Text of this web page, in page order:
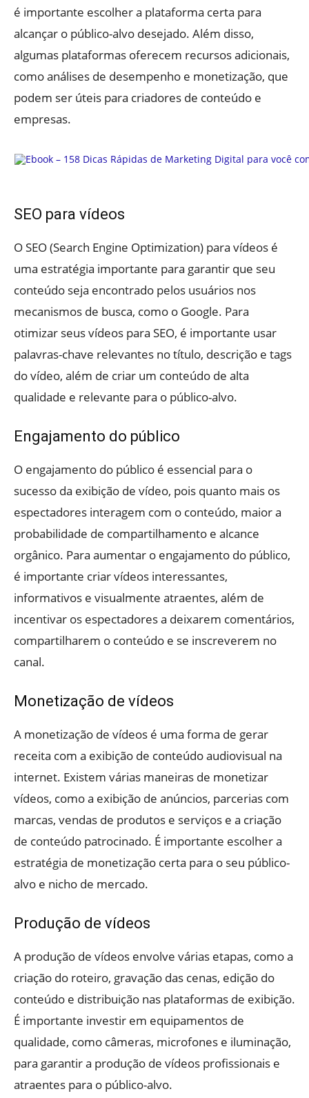
é importante escolher a plataforma certa para
alcançar o público-alvo desejado. Além disso,
algumas plataformas oferecem recursos adicionais,
como análises de desempenho e monetização, que
podem ser úteis para criadores de conteúdo e
empresas.
SEO para vídeos
O SEO (Search Engine Optimization) para vídeos é
uma estratégia importante para garantir que seu
conteúdo seja encontrado pelos usuários nos
mecanismos de busca, como o Google. Para
otimizar seus vídeos para SEO, é importante usar
palavras-chave relevantes no título, descrição e tags
do vídeo, além de criar um conteúdo de alta
qualidade e relevante para o público-alvo.
Engajamento do público
O engajamento do público é essencial para o
sucesso da exibição de vídeo, pois quanto mais os
espectadores interagem com o conteúdo, maior a
probabilidade de compartilhamento e alcance
orgânico. Para aumentar o engajamento do público,
é importante criar vídeos interessantes,
informativos e visualmente atraentes, além de
incentivar os espectadores a deixarem comentários,
compartilharem o conteúdo e se inscreverem no
canal.
Monetização de vídeos
A monetização de vídeos é uma forma de gerar
receita com a exibição de conteúdo audiovisual na
internet. Existem várias maneiras de monetizar
vídeos, como a exibição de anúncios, parcerias com
marcas, vendas de produtos e serviços e a criação
de conteúdo patrocinado. É importante escolher a
estratégia de monetização certa para o seu público-
alvo e nicho de mercado.
Produção de vídeos
A produção de vídeos envolve várias etapas, como a
criação do roteiro, gravação das cenas, edição do
conteúdo e distribuição nas plataformas de exibição.
É importante investir em equipamentos de
qualidade, como câmeras, microfones e iluminação,
para garantir a produção de vídeos profissionais e
atraentes para o público-alvo.